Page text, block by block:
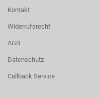
Kontakt
Widerrufsrecht
AGB
Datenschutz
Callback Service